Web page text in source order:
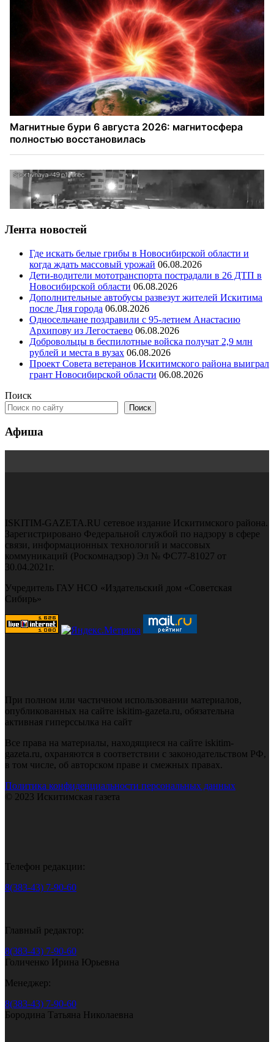
Лента новостей
Где искать белые грибы в Новосибирской области и
когда ждать массовый урожай 06.08.2026
Дети-водители мототранспорта пострадали в 26 ДТП в
Новосибирской области 06.08.2026
Дополнительные автобусы развезут жителей Искитима
после Дня города 06.08.2026
Односельчане поздравили с 95-летием Анастасию
Архипову из Легостаево 06.08.2026
Добровольцы в беспилотные войска получат 2,9 млн
рублей и места в вузах 06.08.2026
Проект Совета ветеранов Искитимского района выиграл
грант Новосибирской области 06.08.2026
Поиск
Поиск
Афиша
ISKITIM-GAZETA.RU сетевое издание Искитимского района.
Зарегистрировано Федеральной службой по надзору в сфере
связи, информационных технологий и массовых
коммуникаций (Роскомнадзор) Эл № ФС77-81027 от
30.04.2021г.
Учредитель ГАУ НСО «Издательский дом «Советская
Сибирь»
При полном или частичном использовании материалов,
опубликованных на сайте iskitim-gazeta.ru, обязательна
активная гиперссылка на сайт
Все права на материалы, находящиеся на сайте iskitim-
gazeta.ru, охраняются в соответствии с законодательством РФ,
в том числе, об авторском праве и смежных правах.
Политика конфиденциальности персональных данных
© 2023 Искитимская газета
Телефон редакции:
8(383-43) 7-90-60
Главный редактор:
8(383-43) 7-90-60
Голиченко Ирина Юрьевна
Менеджер:
8(383-43) 7-90-60
Бородина Татьяна Николаевна